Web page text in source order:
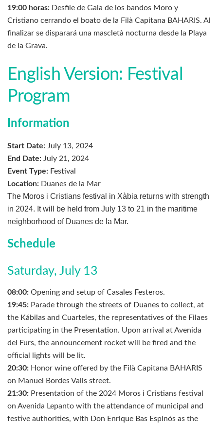
19:00 horas: Desfile de Gala de los bandos Moro y
Cristiano cerrando el boato de la Filà Capitana BAHARIS. Al
finalizar se disparará una mascletà nocturna desde la Playa
de la Grava.
English Version: Festival
Program
Information
Start Date: July 13, 2024
End Date: July 21, 2024
Event Type: Festival
Location: Duanes de la Mar
The Moros i Cristians festival in Xàbia returns with strength
in 2024. It will be held from July 13 to 21 in the maritime
neighborhood of Duanes de la Mar.
Schedule
Saturday, July 13
08:00: Opening and setup of Casales Festeros.
19:45: Parade through the streets of Duanes to collect, at
the Kábilas and Cuarteles, the representatives of the Filaes
participating in the Presentation. Upon arrival at Avenida
del Furs, the announcement rocket will be fired and the
official lights will be lit.
20:30: Honor wine offered by the Filà Capitana BAHARIS
on Manuel Bordes Valls street.
21:30: Presentation of the 2024 Moros i Cristians festival
on Avenida Lepanto with the attendance of municipal and
festive authorities, with Don Enrique Bas Espinós as the